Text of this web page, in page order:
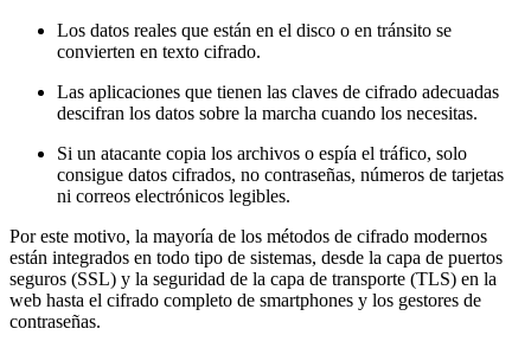
Los datos reales que están en el disco o en tránsito se
convierten en texto cifrado.
Las aplicaciones que tienen las claves de cifrado adecuadas
descifran los datos sobre la marcha cuando los necesitas.
Si un atacante copia los archivos o espía el tráfico, solo
consigue datos cifrados, no contraseñas, números de tarjetas
ni correos electrónicos legibles.
Por este motivo, la mayoría de los métodos de cifrado modernos
están integrados en todo tipo de sistemas, desde la capa de puertos
seguros (SSL) y la seguridad de la capa de transporte (TLS) en la
web hasta el cifrado completo de smartphones y los gestores de
contraseñas.